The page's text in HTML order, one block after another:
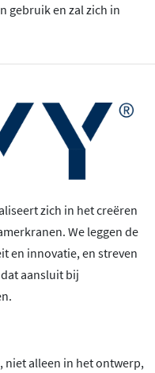
gebruik en zal zich in
zich in het creëren
We leggen de
en innovatie, en streven
aansluit bij
niet alleen in het ontwerp,